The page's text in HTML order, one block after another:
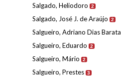
Salgado, Heliodoro 2
Salgado, José J. de Araújo 2
Salgueiro, Adriano Dias Barata
Salgueiro, Eduardo 2
Salgueiro, Mário 2
Salgueiro, Prestes 3